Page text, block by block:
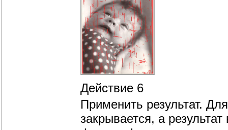
Действие 6
Применить результат.
закрывается, а